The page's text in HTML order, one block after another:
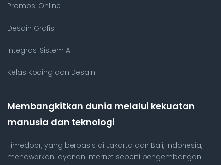
Promosi Online
Desain Grafis
Integrasi Sistem AI
Kelas Koding dan Desain
Membangkitkan dunia melalui kekuatan
manusia dan teknologi
Timedoor, yang berbasis di Jakarta dan Bali, Indonesia,
menawarkan layanan internet seperti pengembangan